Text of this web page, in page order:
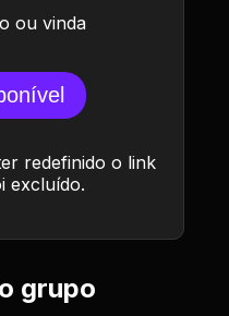
ou vinda
redefinido o link
excluído.
grupo